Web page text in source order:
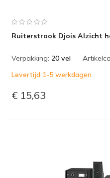
Ruiterstrook Djois Alzicht
Verpakking: 20 vel
Levertijd 1-5 werkdagen
€ 15,63